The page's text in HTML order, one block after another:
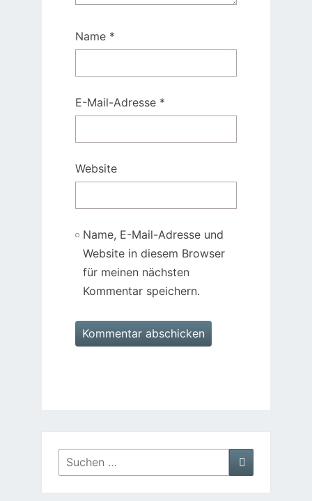
Name *
E-Mail-Adresse *
Website
Name, E-Mail-Adresse und
Website in diesem Browser
für meinen nächsten
Kommentar speichern.
Suchen
nach:
Suchen